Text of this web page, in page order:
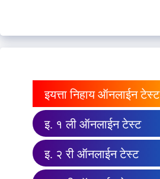
इयत्ता निहाय ऑनलाईन टेस्ट
इ. १ ली ऑनलाईन टेस्ट
इ. २ री ऑनलाईन टेस्ट